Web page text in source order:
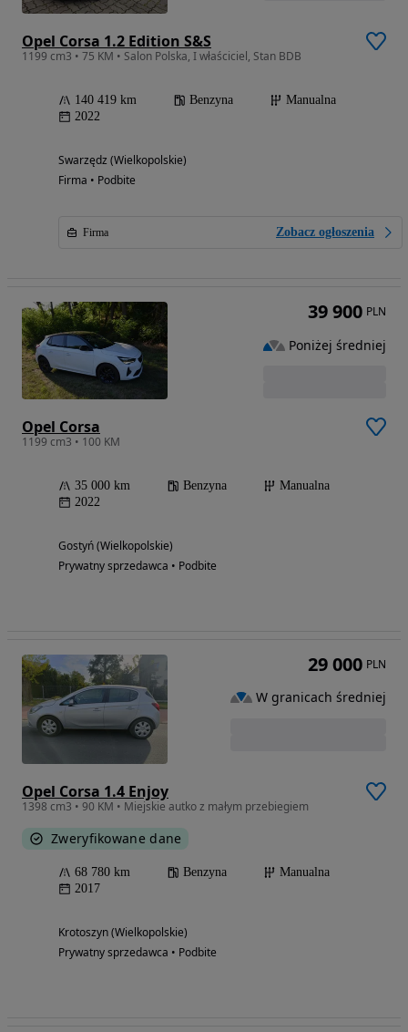
Opel Corsa 1.2 Edition S&S
1199 cm3 • 75 KM • Salon Polska, I właściciel, Stan BDB
140 419 km Benzyna
Manualna
2022
Swarzędz (Wielkopolskie)
Firma • Podbite
Firma Zobacz ogłoszenia
Opel Corsa
1199 cm3 • 100 KM
35 000 km Benzyna
Manualna
2022
Gostyń (Wielkopolskie)
Prywatny sprzedawca • Podbite
39 900 PLN
Poniżej średniej
Opel Corsa 1.4 Enjoy
1398 cm3 • 90 KM • Miejskie autko z małym przebiegiem
Zweryfikowane dane
68 780 km Benzyna
Manualna
2017
Krotoszyn (Wielkopolskie)
Prywatny sprzedawca • Podbite
29 000 PLN
W granicach średniej